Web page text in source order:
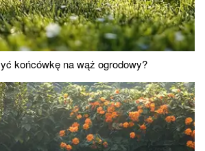
końcówkę na wąż ogrodowy?